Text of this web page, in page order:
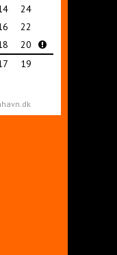
24
22
20
19